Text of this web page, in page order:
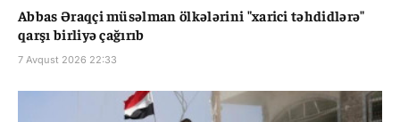
Abbas Əraqçi müsəlman ölkələrini "xarici təhdidlərə"
qarşı birliyə çağırıb
7 Avqust 2026 22:33